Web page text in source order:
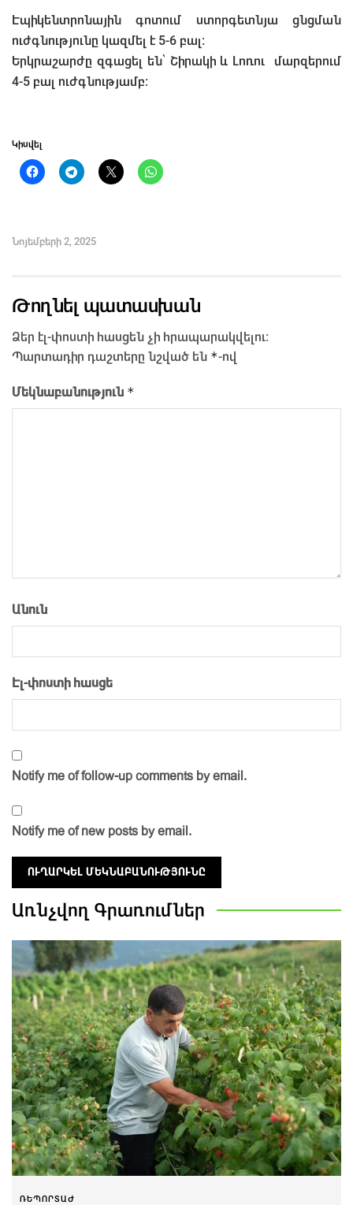
Էպիկենտրոնային գոտում ստորգետնյա ցնցման
ուժգնությունը կազմել է 5-6 բալ:
Երկրաշարժը զգացել են՝ Շիրակի և Լոռու մարզերում
4-5 բալ ուժգնությամբ։
Կիսվել
Նոյեմբերի 2, 2025
Թողնել պատասխան
Ձեր էլ-փոստի հասցեն չի հրապարակվելու։
Պարտադիր դաշտերը նշված են *-ով
Մեկնաբանություն *
Անուն
Էլ-փոստի հասցե
Notify me of follow-up comments by email.
Notify me of new posts by email.
Առնչվող Գրառումներ
ՌԵՊՈՐՏԱԺ